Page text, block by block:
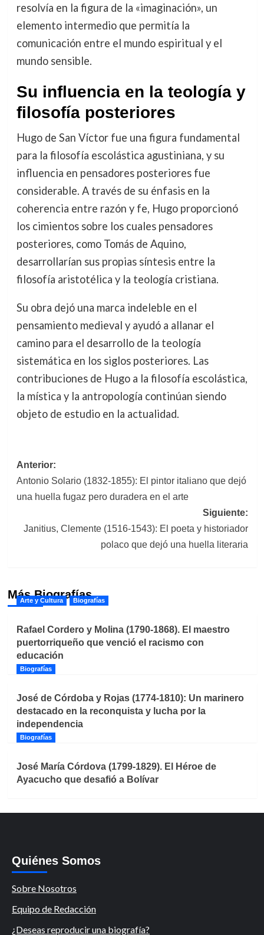
resolvía en la figura de la «imaginación», un
elemento intermedio que permitía la
comunicación entre el mundo espiritual y el
mundo sensible.
Su influencia en la teología y
filosofía posteriores
Hugo de San Víctor fue una figura fundamental
para la filosofía escolástica agustiniana, y su
influencia en pensadores posteriores fue
considerable. A través de su énfasis en la
coherencia entre razón y fe, Hugo proporcionó
los cimientos sobre los cuales pensadores
posteriores, como Tomás de Aquino,
desarrollarían sus propias síntesis entre la
filosofía aristotélica y la teología cristiana.
Su obra dejó una marca indeleble en el
pensamiento medieval y ayudó a allanar el
camino para el desarrollo de la teología
sistemática en los siglos posteriores. Las
contribuciones de Hugo a la filosofía escolástica,
la mística y la antropología continúan siendo
objeto de estudio en la actualidad.
Navegación
de
entradas
Anterior:
Antonio Solario (1832-1855): El pintor italiano que dejó
una huella fugaz pero duradera en el arte
Siguiente:
Janitius, Clemente (1516-1543): El poeta y historiador
polaco que dejó una huella literaria
Más Biografías
Arte y Cultura Biografías
Rafael Cordero y Molina (1790-1868). El maestro
puertorriqueño que venció el racismo con
educación
Biografías
José de Córdoba y Rojas (1774-1810): Un marinero
destacado en la reconquista y lucha por la
independencia
Biografías
José María Córdova (1799-1829). El Héroe de
Ayacucho que desafió a Bolívar
Quiénes Somos
Sobre Nosotros
Equipo de Redacción
¿Deseas reproducir una biografía?